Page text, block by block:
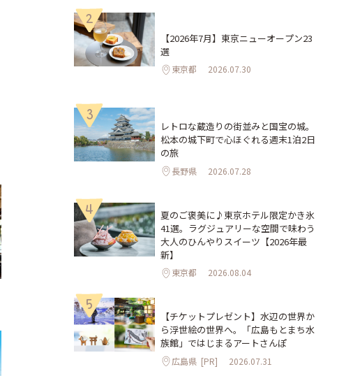
2
【2026年7月】東京ニューオープン23
選
東京都 2026.07.30
3
レトロな蔵造りの街並みと国宝の城。
松本の城下町で心ほぐれる週末1泊2日
の旅
長野県 2026.07.28
4
夏のご褒美に♪東京ホテル限定かき氷
41選。ラグジュアリーな空間で味わう
大人のひんやりスイーツ【2026年最
新】
東京都 2026.08.04
5
【チケットプレゼント】水辺の世界か
ら浮世絵の世界へ。「広島もとまち水
族館」ではじまるアートさんぽ
広島県 [PR] 2026.07.31